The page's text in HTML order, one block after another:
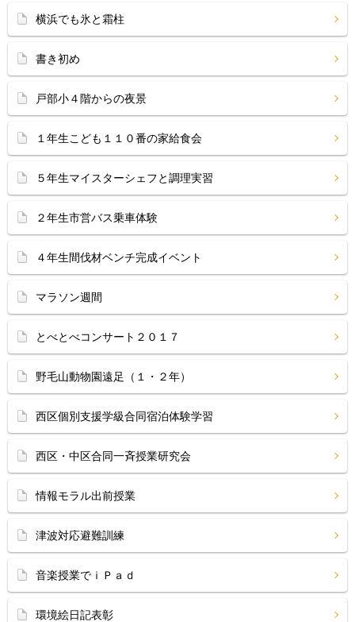
横浜でも氷と霜柱
書き初め
戸部小４階からの夜景
１年生こども１１０番の家給食会
５年生マイスターシェフと調理実習
２年生市営バス乗車体験
４年生間伐材ベンチ完成イベント
マラソン週間
とべとべコンサート２０１７
野毛山動物園遠足（１・２年）
西区個別支援学級合同宿泊体験学習
西区・中区合同一斉授業研究会
情報モラル出前授業
津波対応避難訓練
音楽授業でｉＰａｄ
環境絵日記表彰